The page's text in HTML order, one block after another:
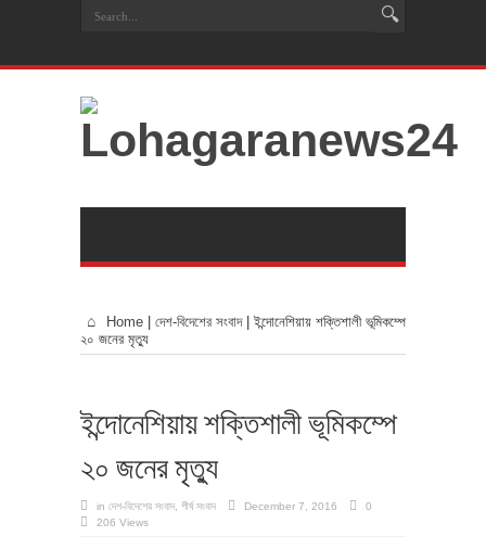
Home দেশ-বিদেশের সংবাদ
ইন্দোনেশিয়ায় শক্তিশালী ভূমিকম্পে
২০ জনের মৃত্যু
ইন্দোনেশিয়ায় শক্তিশালী ভূমিকম্পে
২০ জনের মৃত্যু
in দেশ-বিদেশের সংবাদ শীর্ষ সংবাদ December 7, 2016
0
206 Views